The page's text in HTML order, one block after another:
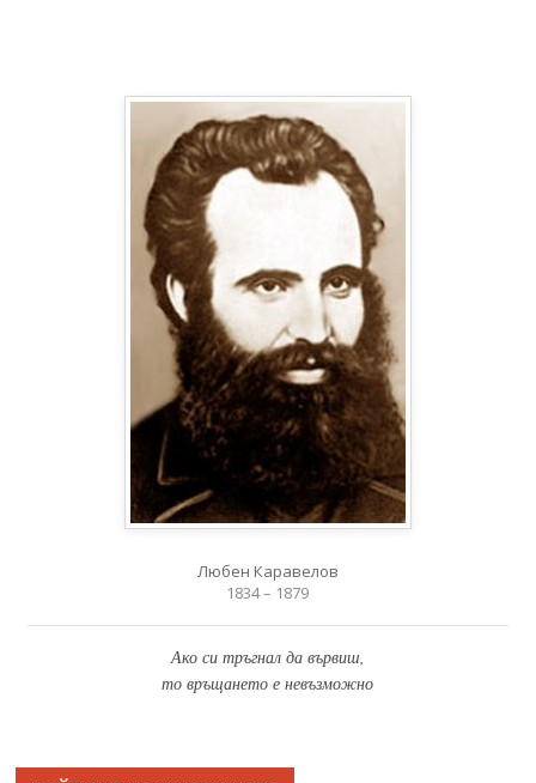
Любен Каравелов
1834 – 1879
Ако си тръгнал да вървиш,
то връщането е невъзможно